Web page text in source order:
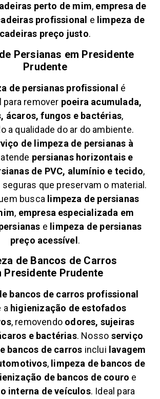
perto de mim, empresa de
profissional e limpeza de
cadeiras preço justo.
Persianas em Presidente
Prudente
de persianas profissional é
remover poeira acumulada,
ácaros, fungos e bactérias,
a qualidade do ar do ambiente.
de limpeza de persianas à
atende persianas horizontais e
de PVC, alumínio e tecido,
que preservam o material.
busca limpeza de persianas
, empresa especializada em
e limpeza de persianas
preço acessível.
de Bancos de Carros
Presidente Prudente
bancos de carros profissional
a higienização de estofados
, removendo odores, sujeiras
e bactérias. Nosso serviço
bancos de carros inclui lavagem
, limpeza de bancos de
de bancos de couro e
interna de veículos. Ideal para